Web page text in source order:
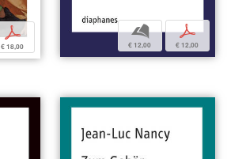
p
€ 18,00
b
€ 12,00
p
€ 12,00